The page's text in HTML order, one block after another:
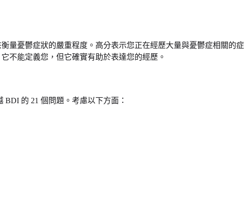
量憂鬱症狀的嚴重程度。高分表示您正在經歷大量與憂鬱症相關的症
不能定義您，但它確實有助於表達您的經歷。
的 21 個問題。考慮以下方面：